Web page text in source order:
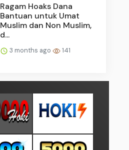
Ragam Hoaks Dana
Bantuan untuk Umat
Muslim dan Non Muslim,
d...
3 months ago 141